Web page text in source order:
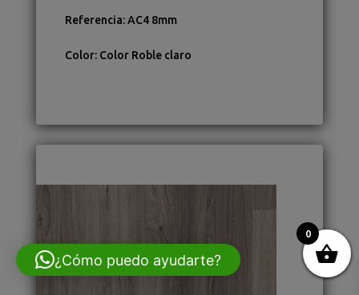
Referencia:AC4 8mm
Color: Color Roble claro
0
¿Cómo puedo ayudarte?